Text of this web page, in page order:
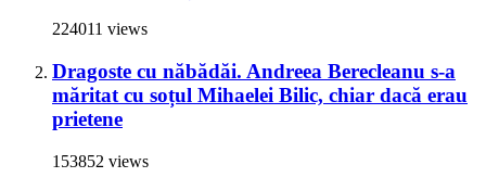
224011 views
Dragoste cu năbădăi. Andreea Berecleanu s-a
măritat cu soțul Mihaelei Bilic, chiar dacă erau
prietene
153852 views